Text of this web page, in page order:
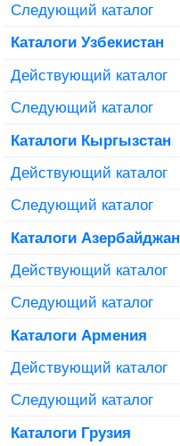
Следующий каталог
Каталоги Узбекистан
Действующий каталог
Следующий каталог
Каталоги Кыргызстан
Действующий каталог
Следующий каталог
Каталоги Азербайджан
Действующий каталог
Следующий каталог
Каталоги Армения
Действующий каталог
Следующий каталог
Каталоги Грузия